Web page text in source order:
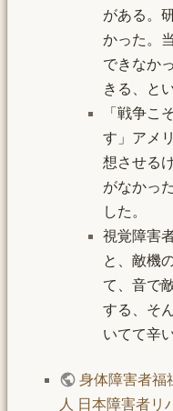
がある。
かった。
できなか
きる、と
「戦争こ
す」アメ
想させる
がなかっ
した。
視覚障害
と、敵機
て、音で
する、そ
いてて辛
身体障害者福
人 日本障害者リ